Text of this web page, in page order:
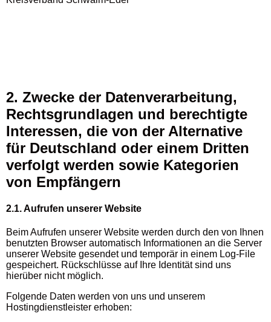
2. Zwecke der Datenverarbeitung,
Rechtsgrundlagen und berechtigte
Interessen, die von der Alternative
für Deutschland oder einem Dritten
verfolgt werden sowie Kategorien
von Empfängern
2.1. Aufrufen unserer Website
Beim Aufrufen unserer Website werden durch den von Ihnen
benutzten Browser automatisch Informationen an die Server
unserer Website gesendet und temporär in einem Log-File
gespeichert. Rückschlüsse auf Ihre Identität sind uns
hierüber nicht möglich.
Folgende Daten werden von uns und unserem
Hostingdienstleister erhoben: